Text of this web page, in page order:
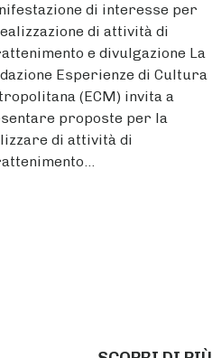
di interesse per
di attività di
e divulgazione La
Esperienze di Cultura
(ECM) invita a
proposte per la
di attività di